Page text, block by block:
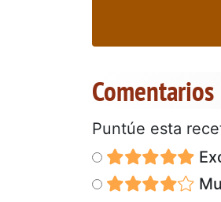
Comentarios
Puntúe esta